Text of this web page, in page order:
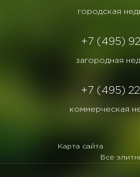
городская
+7 (495)
загородная
+7 (495)
коммерческая
Карта сайта
Все